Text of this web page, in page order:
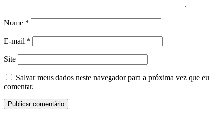
Nome *
E-mail *
Site
Salvar meus dados neste navegador para a próxima vez que eu
comentar.